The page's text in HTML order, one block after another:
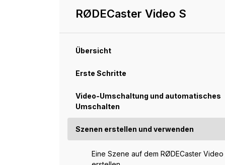
RØDECaster Video S
Übersicht
Erste Schritte
Video-Umschaltung und automatisches
Umschalten
Szenen erstellen und verwenden
Eine Szene auf dem RØDECaster Video